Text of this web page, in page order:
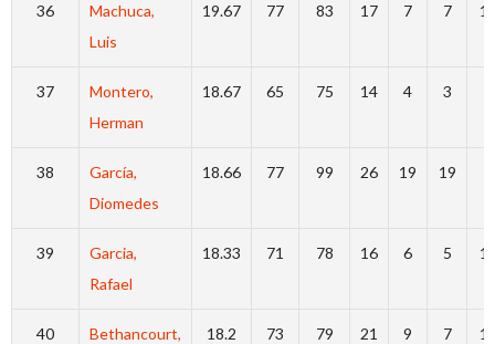
36
Machuca,
Luis
19.67 77 83 17 7 7
37
Montero,
Herman
18.67 65 75 14 4 3
38
García,
Diomedes
18.66 77 99 26 19 19
39
Garcia,
Rafael
18.33 71 78 16 6 5
40
Bethancourt,
18.2 73 79 21 9 7